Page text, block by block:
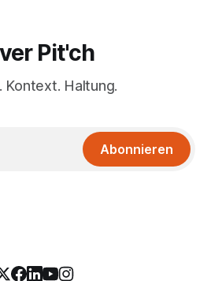
Pit'ch
Kontext. Haltung.
Abonnieren